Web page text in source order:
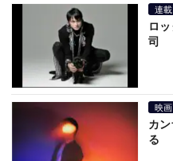
連載
ロ
司
映画
カ
る